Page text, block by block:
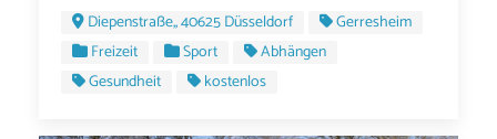
Diepenstraße,, 40625 Düsseldorf
Gerresheim
Freizeit
Sport
Abhängen
Gesundheit
kostenlos